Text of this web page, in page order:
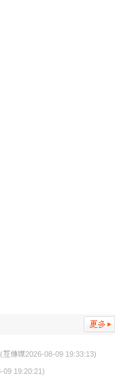
(互傳媒2026-08-09 19:33:13)
09 19:20:21)